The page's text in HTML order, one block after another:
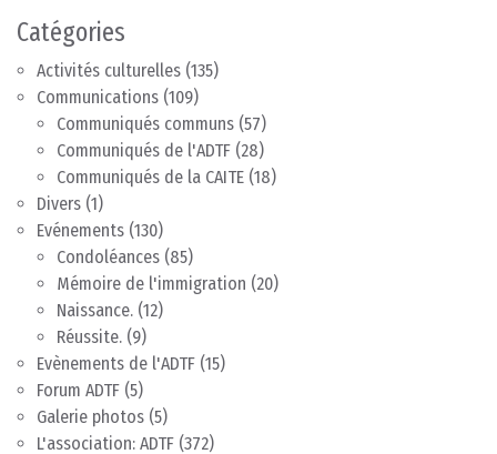
Catégories
Activités culturelles (135)
Communications (109)
Communiqués communs (57)
Communiqués de l'ADTF (28)
Communiqués de la CAITE (18)
Divers (1)
Evénements (130)
Condoléances (85)
Mémoire de l'immigration (20)
Naissance. (12)
Réussite. (9)
Evènements de l'ADTF (15)
Forum ADTF (5)
Galerie photos (5)
L'association: ADTF (372)